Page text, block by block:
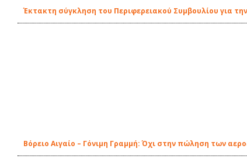
Έκτακτη σύγκληση του Περιφερειακού Συμβουλίου για
Βόρειο Αιγαίο – Γόνιμη Γραμμή: Όχι στην πώληση των